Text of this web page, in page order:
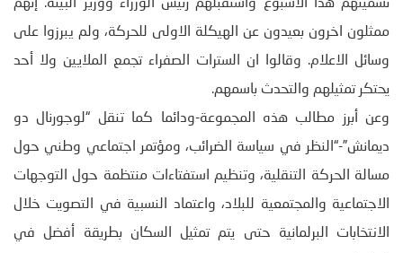
تسميتهم هذا الأسبوع واستقبلهم رئيس الوزراء ووزير البيئة. إنهم
ممثلون اخرون بعيدون عن الهيكلة الاولى للحركة، ولم يبرزوا على
وسائل الاعلام. وقالوا ان السترات الصفراء تجمع الملايين ولا أحد
يحتكر تمثيلهم والتحدث باسمهم.
وعن أبرز مطالب هذه المجموعة-ودائما كما تنقل “لوجورنال دو
ديمانش”-“النظر في سياسة الضرائب، ومؤتمر اجتماعي وطني حول
مسالة الحركة التنقلية، وتنظيم استفتاءات منتظمة حول التوجهات
الاجتماعية والمجتمعية للبلاد، واعتماد النسبية في التصويت خلال
الانتخابات البرلمانية حتى يتم تمثيل السكان بطريقة أفضل في